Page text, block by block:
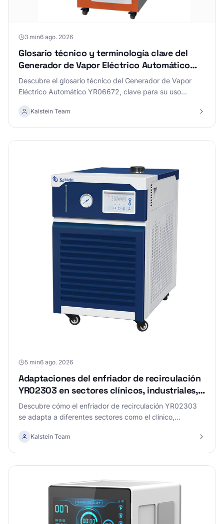
3 min6 ago. 2026
Glosario técnico y terminología clave del
Generador de Vapor Eléctrico Automático
YR06672
Descubre el glosario técnico del Generador de Vapor
Eléctrico Automático YR06672, clave para su uso
Kalstein Team
5 min6 ago. 2026
Adaptaciones del enfriador de recirculación
YR02303 en sectores clínicos, industriales,
alimentarios, veterinarios y educativos
Descubre cómo el enfriador de recirculación YR02303
se adapta a diferentes sectores como el clínico,
maximizando su eficiencia.
Kalstein Team